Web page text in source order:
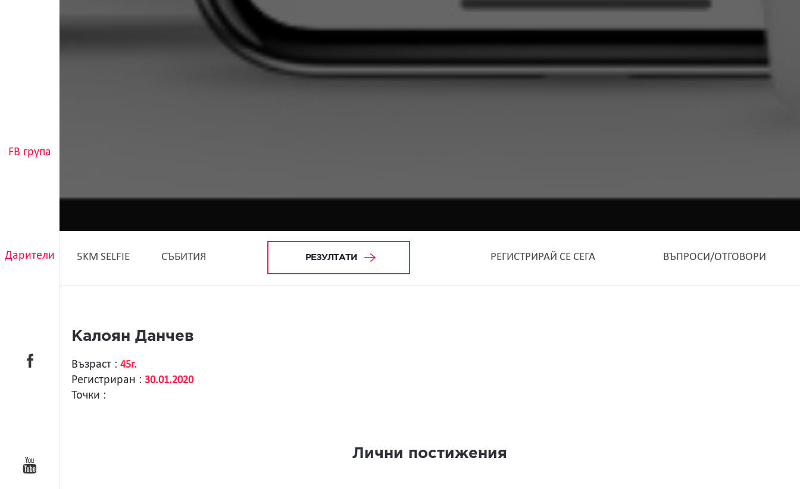
FB група
Дарители 5KM SELFIE СЪБИТИЯ РЕЗУЛТАТИ РЕГИСТРИРАЙ СЕ СЕГА ВЪПРОСИ/ОТГОВОРИ
Калоян Данчев
Възраст : 45г.
Регистриран : 30.01.2020
Точки :
Лични постижения